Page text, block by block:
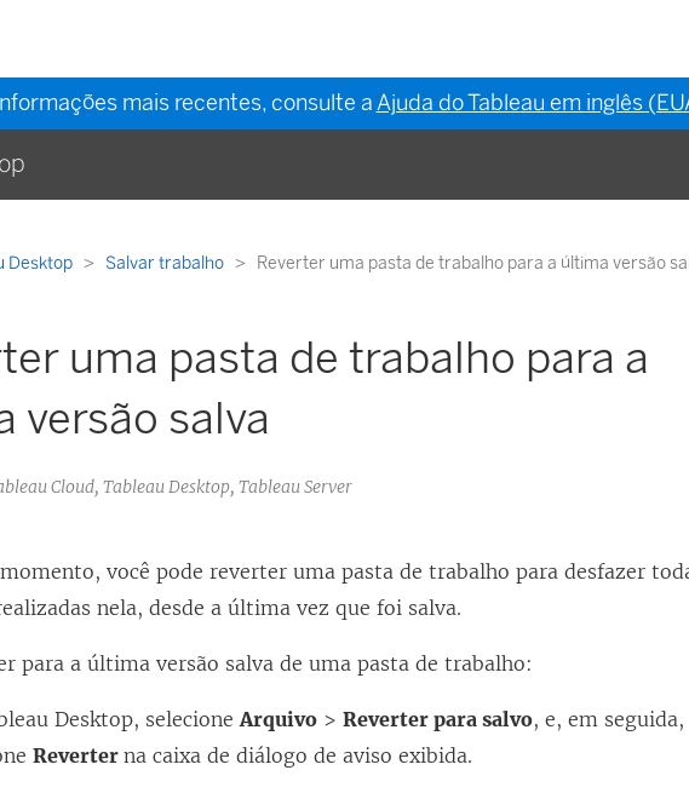
mais recentes, consulte aAjuda do Tableau em inglês
Desktop Salvar trabalho Reverter uma pasta de trabalho para a última versão
uma pasta de trabalho para a
versão salva
Cloud, Tableau Desktop, Tableau Server
você pode reverter uma pasta de trabalho para desfazer
nela, desde a última vez que foi salva.
para a última versão salva de uma pasta de trabalho:
Desktop, selecioneArquivo >Reverter para salvo, e, em seguida,
Reverterna caixa de diálogo de aviso exibida.